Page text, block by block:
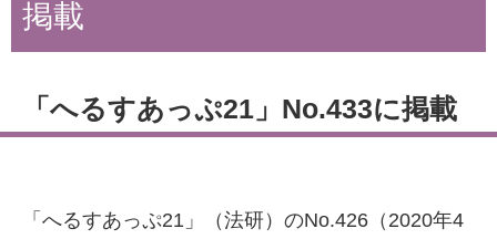
掲載
「へるすあっぷ21」No.433に掲載
「へるすあっぷ21」（法研）のNo.426（2020年4